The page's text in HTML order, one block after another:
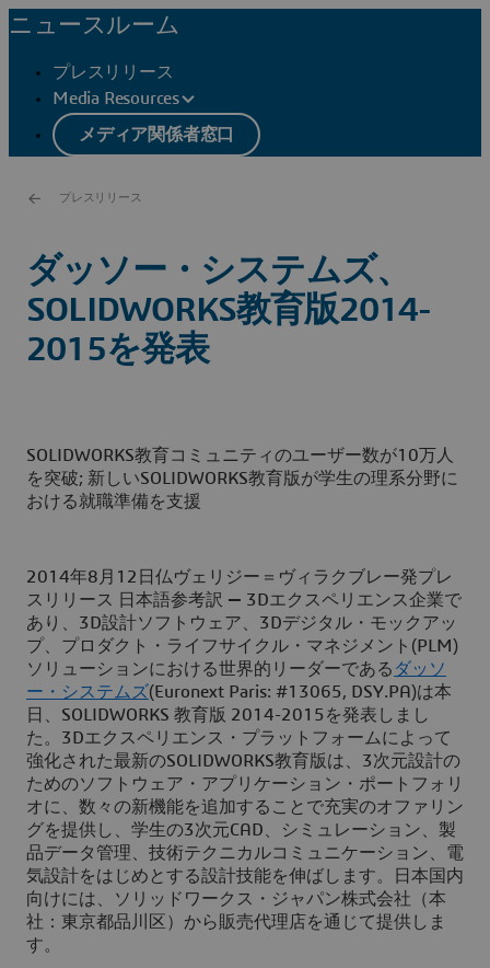
ニュースルーム
プレスリリース
Media Resources
メディア関係者窓口
プレスリリース
ダッソー・システムズ、
SOLIDWORKS教育版2014-
2015を発表
SOLIDWORKS教育コミュニティのユーザー数が10万人
を突破; 新しいSOLIDWORKS教育版が学生の理系分野に
おける就職準備を支援
2014年8月12日仏ヴェリジー＝ヴィラクブレー発プレ
スリリース 日本語参考訳 — 3Dエクスペリエンス企業で
あり、3D設計ソフトウェア、3Dデジタル・モックアッ
プ、プロダクト・ライフサイクル・マネジメント(PLM)
ソリューションにおける世界的リーダーである ダッソ
ー・システムズ(Euronext Paris: #13065, DSY.PA)は本
日、SOLIDWORKS 教育版 2014-2015を発表しまし
た。3Dエクスペリエンス・プラットフォームによって
強化された最新のSOLIDWORKS教育版は、3次元設計の
ためのソフトウェア・アプリケーション・ポートフォリ
オに、数々の新機能を追加することで充実のオファリン
グを提供し、学生の3次元CAD、シミュレーション、製
品データ管理、技術テクニカルコミュニケーション、電
気設計をはじめとする設計技能を伸ばします。日本国内
向けには、ソリッドワークス・ジャパン株式会社（本
社：東京都品川区）から販売代理店を通じて提供しま
す。